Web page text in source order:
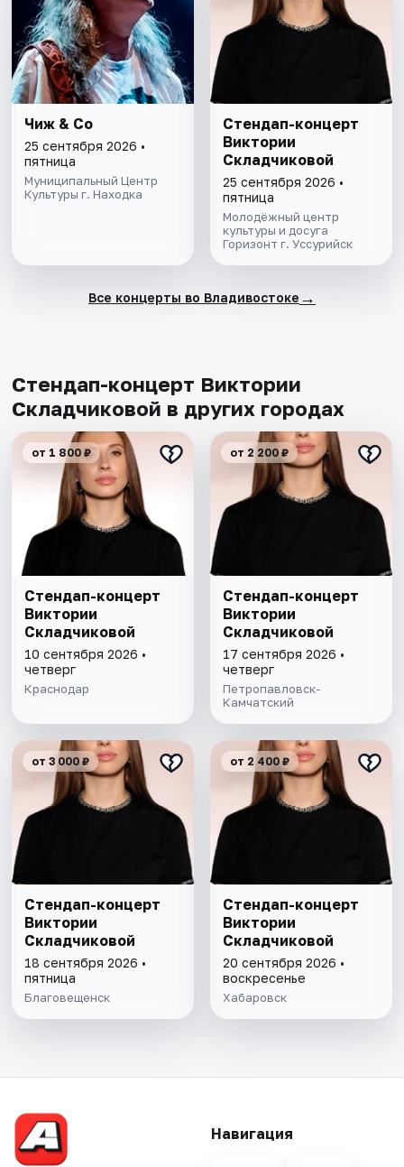
Чиж & Co
25 сентября 2026 •
пятница
Муниципальный Центр
Культуры г. Находка
Стендап-концерт
Виктории
Складчиковой
25 сентября 2026 •
пятница
Молодёжный центр
культуры и досуга
Горизонт г. Уссурийск
Все концерты во Владивостоке →
Стендап-концерт Виктории
Складчиковой в других городах
от 1 800 ₽
Стендап-концерт
Виктории
Складчиковой
10 сентября 2026 •
четверг
Краснодар
от 2 200 ₽
Стендап-концерт
Виктории
Складчиковой
17 сентября 2026 •
четверг
Петропавловск-
Камчатский
от 3 000 ₽
Стендап-концерт
Виктории
Складчиковой
18 сентября 2026 •
пятница
Благовещенск
от 2 400 ₽
Стендап-концерт
Виктории
Складчиковой
20 сентября 2026 •
воскресенье
Хабаровск
Навигация